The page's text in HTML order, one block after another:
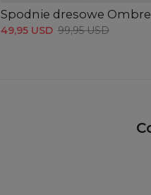
Spodnie dresowe Ombre
49,95 USD 99,95 USD